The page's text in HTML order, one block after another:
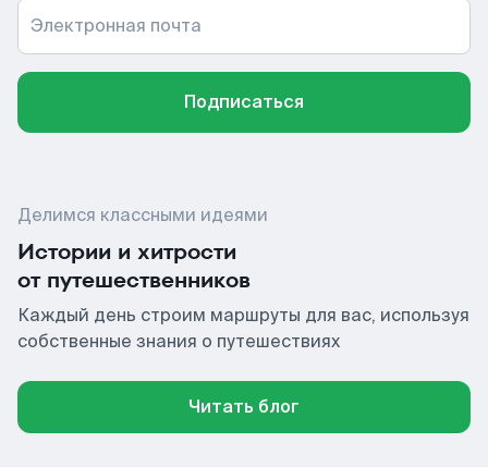
Электронная почта
Подписаться
Делимся классными идеями
Истории и хитрости
от путешественников
Каждый день строим маршруты для вас, используя
собственные знания о путешествиях
Читать блог